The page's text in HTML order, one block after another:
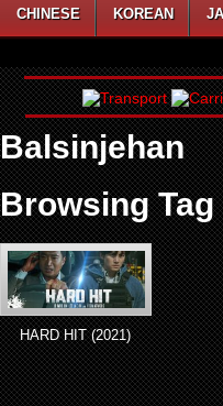
CHINESE KOREAN
Balsinjehan
Browsing
HARD HIT (2021)